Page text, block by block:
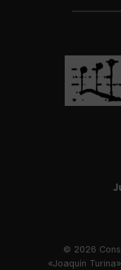
© 2026
«Joaquín